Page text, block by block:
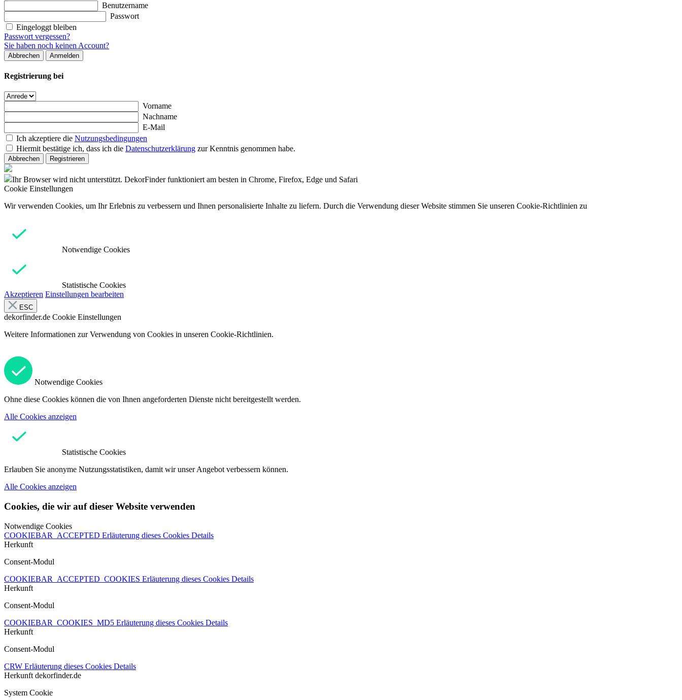
Benutzername
Passwort
Eingeloggt bleiben
Passwort vergessen?
Sie haben noch keinen Account?
Abbrechen Anmelden
Registrierung bei
Vorname
Nachname
E-Mail
Ich akzeptiere die Nutzungsbedingungen
Hiermit bestätige ich, dass ich die Datenschutzerklärung zur Kenntnis genommen habe.
Abbrechen Registrieren
Ihr Browser wird nicht unterstützt. DekorFinder funktioniert am besten in Chrome, Firefox, Edge und Safari
Cookie Einstellungen
Wir verwenden Cookies, um Ihr Erlebnis zu verbessern und Ihnen personalisierte Inhalte zu liefern. Durch die Verwendung dieser Website stimmen Sie unseren Cookie-Richtlinien zu
Notwendige Cookies
Statistische Cookies
Akzeptieren Einstellungen bearbeiten
ESC
dekorfinder.de Cookie Einstellungen
Weitere Informationen zur Verwendung von Cookies in unseren Cookie-Richtlinien.
Notwendige Cookies
Ohne diese Cookies können die von Ihnen angeforderten Dienste nicht bereitgestellt werden.
Alle Cookies anzeigen
Statistische Cookies
Erlauben Sie anonyme Nutzungsstatistiken, damit wir unser Angebot verbessern können.
Alle Cookies anzeigen
Cookies, die wir auf dieser Website verwenden
Notwendige Cookies
COOKIEBAR_ACCEPTED Erläuterung dieses Cookies Details
Herkunft
Consent-Modul
COOKIEBAR_ACCEPTED_COOKIES Erläuterung dieses Cookies Details
Herkunft
Consent-Modul
COOKIEBAR_COOKIES_MD5 Erläuterung dieses Cookies Details
Herkunft
Consent-Modul
CRW Erläuterung dieses Cookies Details
Herkunft dekorfinder.de
System Cookie